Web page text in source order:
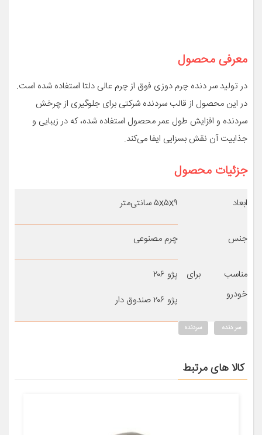
معرفی محصول
در تولید سر دنده چرم دوزی فوق از چرم عالی دلتا استفاده شده است.
در این محصول از قالب سردنده شرکتی برای جلوگیری از چرخش
سردنده و افزایش طول عمر محصول استفاده شده، که در زیبایی و
جذابیت آن نقش بسزایی ایفا می‌کند.
جزئیات محصول
ابعاد ۵x۵x۹ سانتی‌متر
جنس چرم مصنوعی
مناسب برای
خودرو
پژو ۲۰۶
پژو ۲۰۶ صندوق دار
سر دنده سردنده
کالا های مرتبط